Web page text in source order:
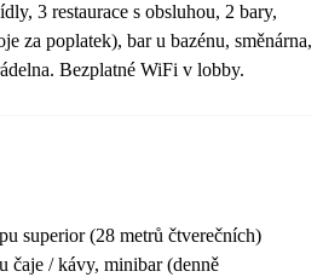
3 restaurace s obsluhou, 2 bary,
za poplatek), bar u bazénu, směnárna,
Bezplatné WiFi v lobby.
superior (28 metrů čtverečních)
čaje / kávy, minibar (denně